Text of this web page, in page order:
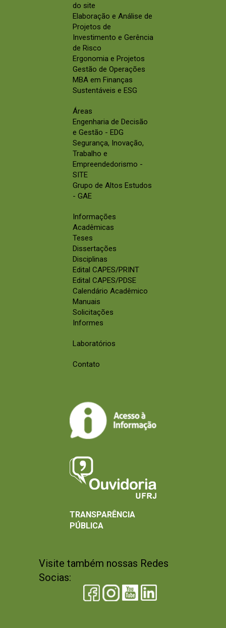
do site
Elaboração e Análise de
Projetos de
Investimento e Gerência
de Risco
Ergonomia e Projetos
Gestão de Operações
MBA em Finanças
Sustentáveis e ESG
Áreas
Engenharia de Decisão
e Gestão - EDG
Segurança, Inovação,
Trabalho e
Empreendedorismo -
SITE
Grupo de Altos Estudos
- GAE
Informações
Acadêmicas
Teses
Dissertações
Disciplinas
Edital CAPES/PRINT
Edital CAPES/PDSE
Calendário Acadêmico
Manuais
Solicitações
Informes
Laboratórios
Contato
Visite também nossas Redes
Socias:
TRANSPARÊNCIA
PÚBLICA